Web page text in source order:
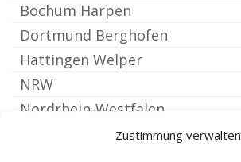
Zustimmung verwalten
Bochum Harpen
Dortmund Berghofen
Hattingen Welper
NRW
Nordrhein-Westfalen
Hattingen Mitte